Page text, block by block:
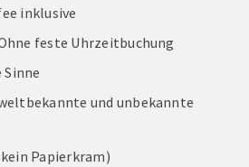
inklusive
feste Uhrzeitbuchung
und unbekannte
Papierkram)